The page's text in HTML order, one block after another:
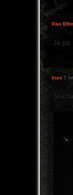
Pan
Ja juz
kurz 5